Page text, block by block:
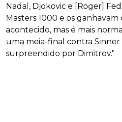
Nadal, Djokovic e [Roger]
Masters 1000 e os ganhavam
acontecido, mas é mais
uma meia-final contra Sinner
surpreendido por Dimitrov."